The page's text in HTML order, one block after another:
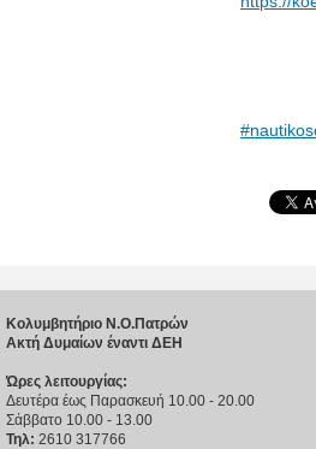
Κολυμβητήριο Ν.Ο.Πατρών
Ακτή Δυμαίων έναντι ΔΕΗ
Ώρες λειτουργίας:
Δευτέρα έως Παρασκευή 10.00 - 20.00
Σάββατο 10.00 - 13.00
Τηλ: 2610 317766